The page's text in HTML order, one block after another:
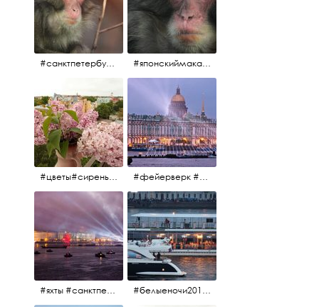
#санктпетербург #macacafuscata #macaca #ленинградскийзоопарк #снежнаяобезьяна #японскиймакак #макака #зоопарк #японскиймакак#снежнаяобезьяна#приматы#макака#зоопарк#животные#ленинградскийзоопарк#macaca#macacafuscata#санктпетербург
#цветы#сирень #розоваясирень #натюрморт #натюрмортсцветами #весна2012 #пробуждение #фейерверк #салют #парусник #санктпетербург #белыеночи2012 #белыеночи #алыепаруса2012 #алыепаруса #нева
#яхты #санктпетербург #нева #белыеночи2012 #алыепаруса #алыепаруса2012#парусник#салют#фейерверк #белыеночи2012 #белыеночи #2012 #нева #санктпетербург #яхты